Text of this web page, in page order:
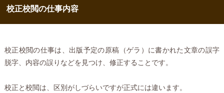
校正校閲の仕事内容
校正校閲の仕事は、出版予定の原稿（ゲラ）に書かれた文章の誤字
脱字、内容の誤りなどを見つけ、修正することです。
校正と校閲は、区別がしづらいですが正式には違います。